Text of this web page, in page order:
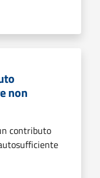
non
contributo